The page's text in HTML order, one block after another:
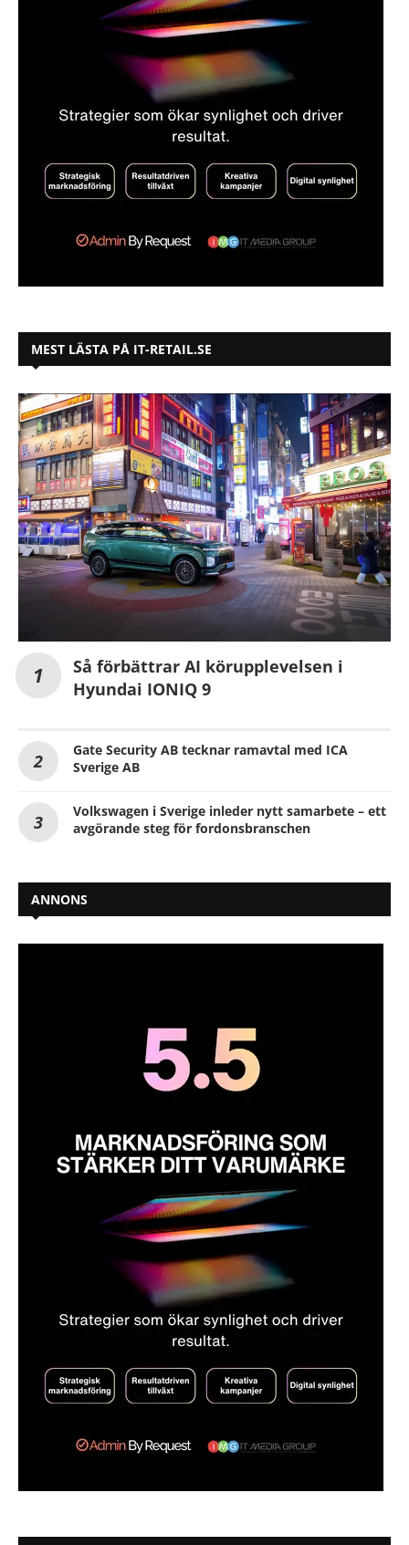
MEST LÄSTA PÅ IT-RETAIL.SE
Så förbättrar AI körupplevelsen i
Hyundai IONIQ 9
Gate Security AB tecknar ramavtal med ICA
Sverige AB
Volkswagen i Sverige inleder nytt samarbete – ett
avgörande steg för fordonsbranschen
ANNONS